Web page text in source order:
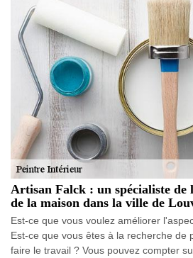
Artisan Falck : un spécialiste
de la maison dans la ville de
Est-ce que vous voulez améliorer
Est-ce que vous êtes à la recherche de
faire le travail ? Vous pouvez compter